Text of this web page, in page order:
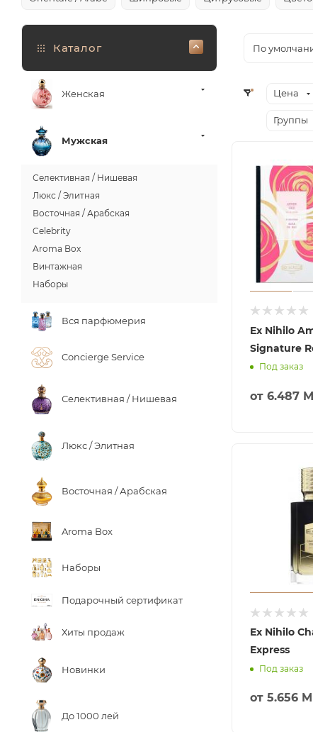
По
Цена
Группы
Ex Nihilo
Signature
Под заказ
от 6.487
Ex Nihilo
Express
Под заказ
от 5.656
Каталог
Женская
Мужская
Селективная / Нишевая
Люкс / Элитная
Восточная / Арабская
Celebrity
Aroma Box
Винтажная
Наборы
Вся парфюмерия
Concierge Service
Селективная / Нишевая
Люкс / Элитная
Восточная / Арабская
Aroma Box
Наборы
Подарочный сертификат
Хиты продаж
Новинки
До 1000 лей